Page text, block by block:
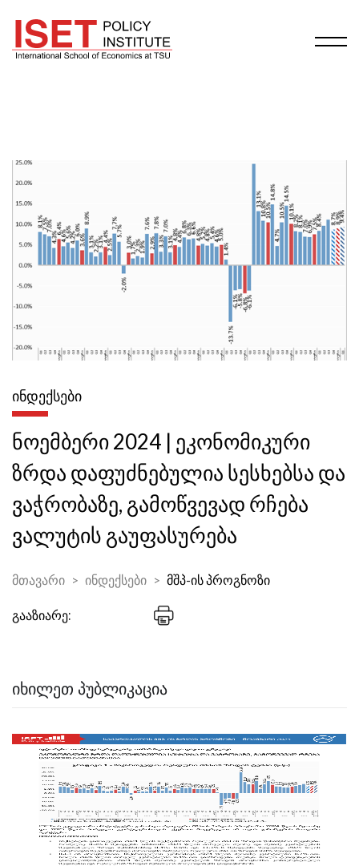
ᲘᲜᲓᲔᲥᲡᲔᲑᲘ
ნოემბერი 2024 | ეკონომიკური
ზრდა დაფუძნებულია სესხებსა და
ვაჭრობაზე, გამოწვევად რჩება
ვალუტის გაუფასურება
მთავარი ინდექსები მშპ-ის პროგნოზი
გააზიარე:
ᲘᲮᲘᲚᲔᲗ ᲞᲣᲑᲚᲘᲙᲐᲪᲘᲐ